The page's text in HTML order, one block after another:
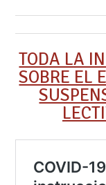
TODA LA
SOBRE EL